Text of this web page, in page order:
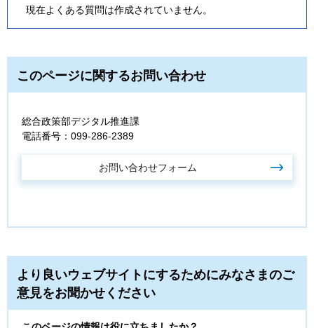
現在よくある質問は作成されていません。
このページに関するお問い合わせ
総合政策部デジタル推進課
電話番号：099-286-2389
より良いウェブサイトにするためにみなさまのご
意見をお聞かせください